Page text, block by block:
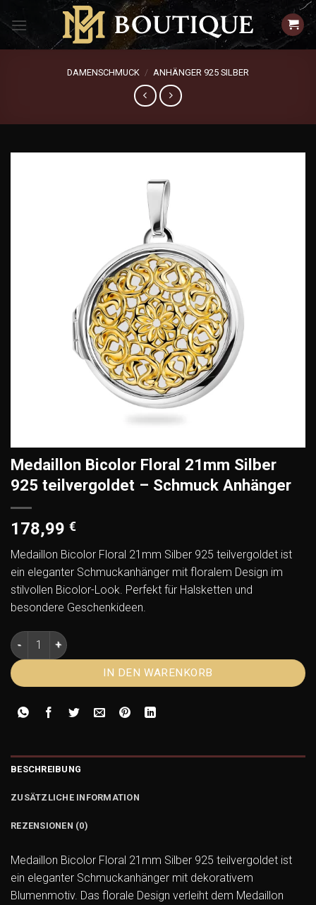
Inhalt
springen
DAMENSCHMUCK / ANHÄNGER 925 SILBER
Medaillon Bicolor Floral 21mm Silber
925 teilvergoldet – Schmuck Anhänger
178,99 €
Medaillon Bicolor Floral 21mm Silber 925 teilvergoldet ist
ein eleganter Schmuckanhänger mit floralem Design im
stilvollen Bicolor-Look. Perfekt für Halsketten und
besondere Geschenkideen.
Medaillon Bicolor Floral 21mm Silber 925 teilvergoldet –
IN DEN WARENKORB
BESCHREIBUNG
ZUSÄTZLICHE INFORMATION
REZENSIONEN (0)
Medaillon Bicolor Floral 21mm Silber 925 teilvergoldet ist
ein eleganter Schmuckanhänger mit dekorativem
Blumenmotiv. Das florale Design verleiht dem Medaillon